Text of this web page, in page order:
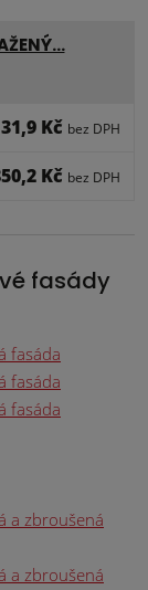
31,9 Kč bez DPH
Kč bez DPH
fasády
fasáda
fasáda
fasáda
a zbroušená
a zbroušená